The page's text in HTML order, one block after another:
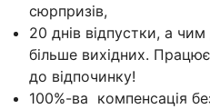
сюрпризів,
20 днів відпустки, а
більше вихідних.
до відпочинку!
100%-ва компенсація